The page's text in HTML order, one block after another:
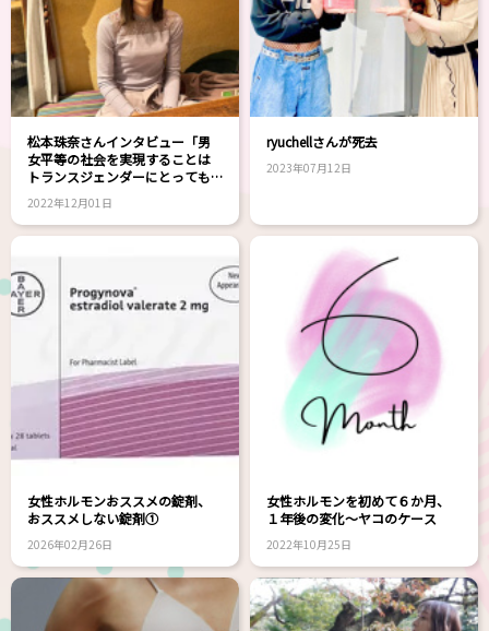
松本珠奈さんインタビュー「男
女平等の社会を実現することは
トランスジェンダーにとっても
2022年12月01日
ryuchellさんが死去
2023年07月12日
女性ホルモンおススメの錠剤、
おススメしない錠剤①
2026年02月26日
女性ホルモンを初めて６か月、
１年後の変化～ヤコのケース
2022年10月25日